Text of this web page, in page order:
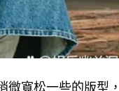
寬松一些的版型，